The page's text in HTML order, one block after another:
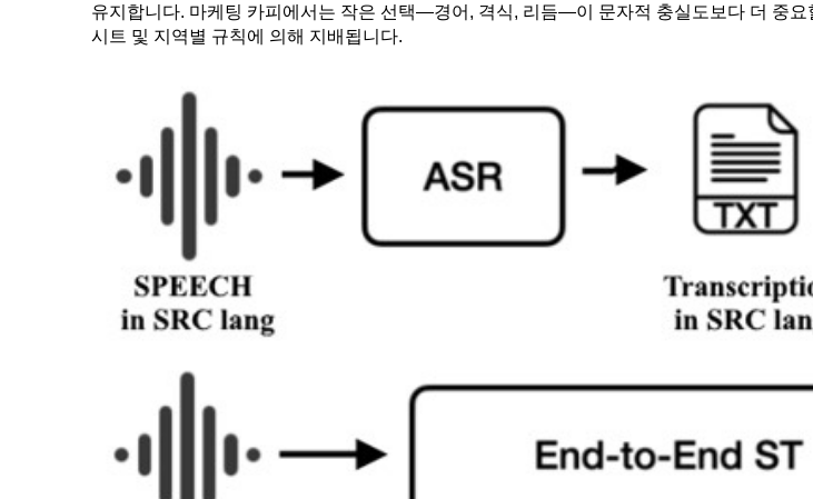
유지합니다. 마케팅 카피에서는 작은 선택—경어, 격식, 리듬—이 문자적 충실도보다 더 중
시트 및 지역별 규칙에 의해 지배됩니다.